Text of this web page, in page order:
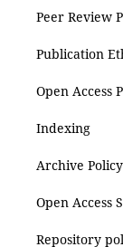
Peer Review
Publication
Open Access
Indexing
Archive Policy
Open Access
Repository